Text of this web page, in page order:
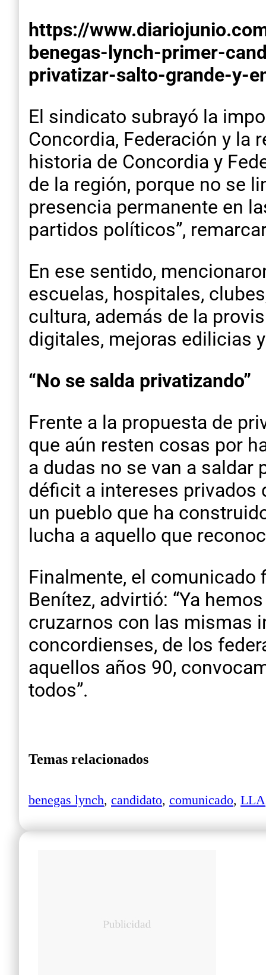
https://
benegas-lynch-primer-
privatizar-salto-grande-y-
El sindicato subrayó la
Concordia, Federación y la
historia de Concordia y
de la región, porque no se
presencia permanente en
partidos políticos”,
En ese sentido,
escuelas, hospitales,
cultura, además de la
digitales, mejoras edilicias
“No se salda privatizando”
Frente a la propuesta de
que aún resten cosas por
a dudas no se van a
déficit a intereses privados
un pueblo que ha
lucha a aquello que
Finalmente, el comunicado
Benítez, advirtió: “Ya
cruzarnos con las mismas
concordienses, de los
aquellos años 90,
todos”.
Temas relacionados
benegas lynch, candidato, comunicado, LLA